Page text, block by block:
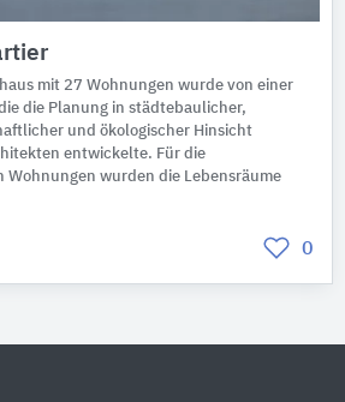
mit 27 Wohnungen wurde von einer
die Planung in städtebaulicher,
und ökologischer Hinsicht
entwickelte. Für die
wurden die Lebensräume
0